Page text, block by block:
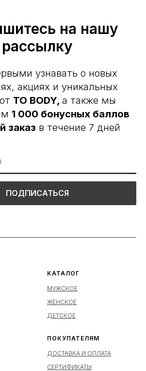
на нашу
рассылку
узнавать о новых
акциях и уникальных
TO BODY, а также мы
1 000 бонусных баллов
заказ в течение 7 дней
ПОДПИСАТЬСЯ
КАТАЛОГ
МУЖСКОЕ
ЖЕНСКОЕ
ДЕТСКОЕ
ПОКУПАТЕЛЯМ
ДОСТАВКА И ОПЛАТА
СЕРТИФИКАТЫ